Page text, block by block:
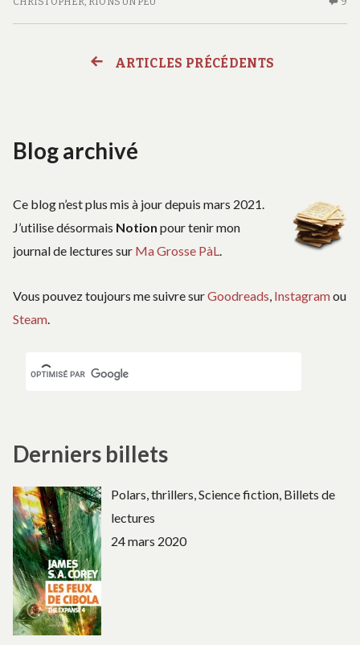
articles
ARTICLES PRÉCÉDENTS
Blog archivé
Ce blog n’est plus mis à jour depuis mars 2021.
J’utilise désormais Notion pour tenir mon
journal de lectures sur Ma Grosse PàL.
Vous pouvez toujours me suivre surGoodreads, Instagramou
Steam.
Derniers billets
Polars, thrillers, Science fiction, Billets de
lectures
24 mars 2020